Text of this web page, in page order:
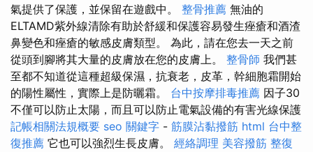
氣提供了保護，並保留在遊戲中。 整骨推薦 無油的
ELTAMD紫外線清除有助於舒緩和保護容易發生痤瘡和酒渣
鼻變色和痤瘡的敏感皮膚類型。 為此，請在您去一天之前
從頭到腳將其大量的皮膚放在您的皮膚上。 整骨師 我們甚
至都不知道從這種超級保濕，抗衰老，皮革，幹細胞霜開始
的陽性屬性，實際上是防曬霜。 台中按摩排毒推薦 因子30
不僅可以防止太陽，而且可以防止電氣設備的有害光線保護
記帳相關法規概要 seo 關鍵字 - 筋膜沾黏撥筋 html 台中整
復推薦 它也可以強烈生長皮膚。 經絡調理 美容撥筋 整復